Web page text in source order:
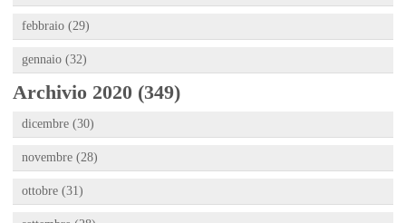
febbraio (29)
gennaio (32)
Archivio 2020 (349)
dicembre (30)
novembre (28)
ottobre (31)